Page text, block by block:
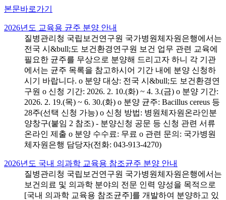
본문바로가기
2026년도 교육용 균주 분양 안내
질병관리청 국립보건연구원 국가병원체자원은행에서는
전국 시&bull;도 보건환경연구원 보건 업무 관련 교육에
필요한 균주를 무상으로 분양해 드리고자 하니 각 기관
에서는 균주 목록을 참고하시어 기간 내에 분양 신청하
시기 바랍니다. o 분양 대상: 전국 시&bull;도 보건환경연
구원 o 신청 기간: 2026. 2. 10.(화) ~ 4. 3.(금) o 분양 기간:
2026. 2. 19.(목) ~ 6. 30.(화) o 분양 균주: Bacillus cereus 등
28주(선택 신청 가능) o 신청 방법: 병원체자원온라인분
양창구(붙임 2 참조) - 분양신청 공문 등 신청 관련 서류
온라인 제출 o 분양 수수료: 무료 o 관련 문의: 국가병원
체자원은행 담당자(전화: 043-913-4270)
2026년도 국내 의과학 교육용 참조균주 분양 안내
질병관리청 국립보건연구원 국가병원체자원은행에서는
보건의료 및 의과학 분야의 전문 인력 양성을 목적으로
[국내 의과학 교육용 참조균주]를 개발하여 분양하고 있